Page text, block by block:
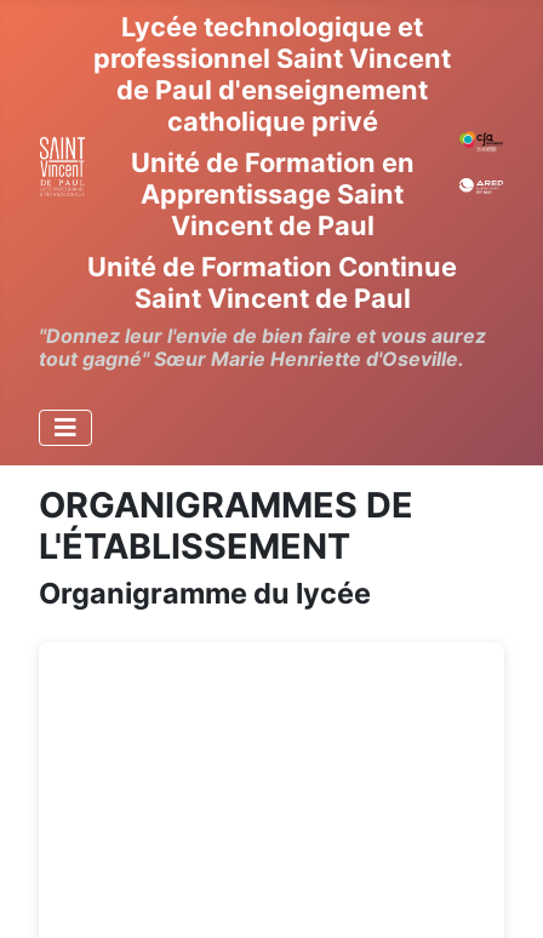
Lycée technologique et
professionnel Saint Vincent
de Paul d'enseignement
catholique privé
Unité de Formation en
Apprentissage Saint
Vincent de Paul
Unité de Formation Continue
Saint Vincent de Paul
"Donnez leur l'envie de bien faire et vous aurez
tout gagné" Sœur Marie Henriette d'Oseville.
ORGANIGRAMMES DE
L'ÉTABLISSEMENT
Organigramme du lycée